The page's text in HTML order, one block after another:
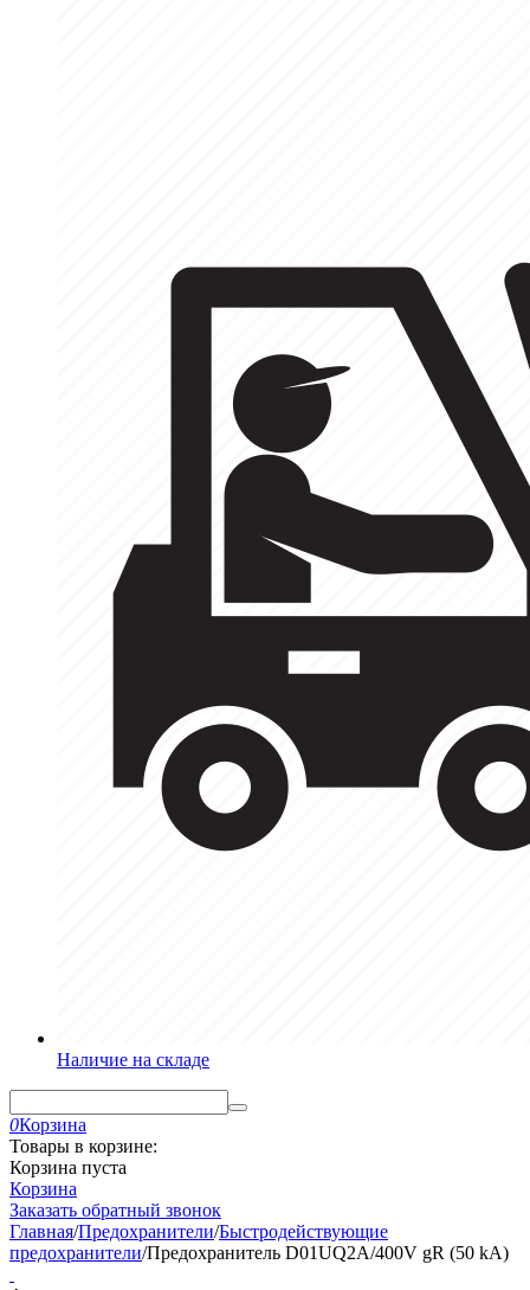
Наличие на складе
0Корзина
Товары в корзине:
Корзина пуста
Корзина
Заказать обратный звонок
Главная/Предохранители/Быстродействующие
предохранители/Предохранитель D01UQ2A/400V gR (50 kA)